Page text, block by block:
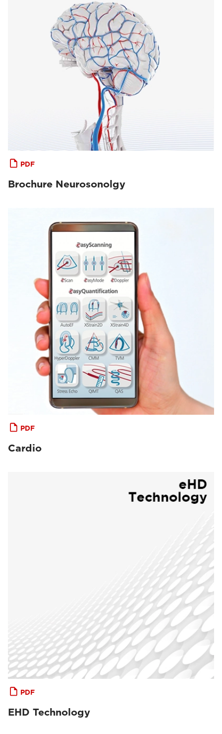
PDF
Brochure Neurosonolgy
PDF
Cardio
PDF
EHD Technology